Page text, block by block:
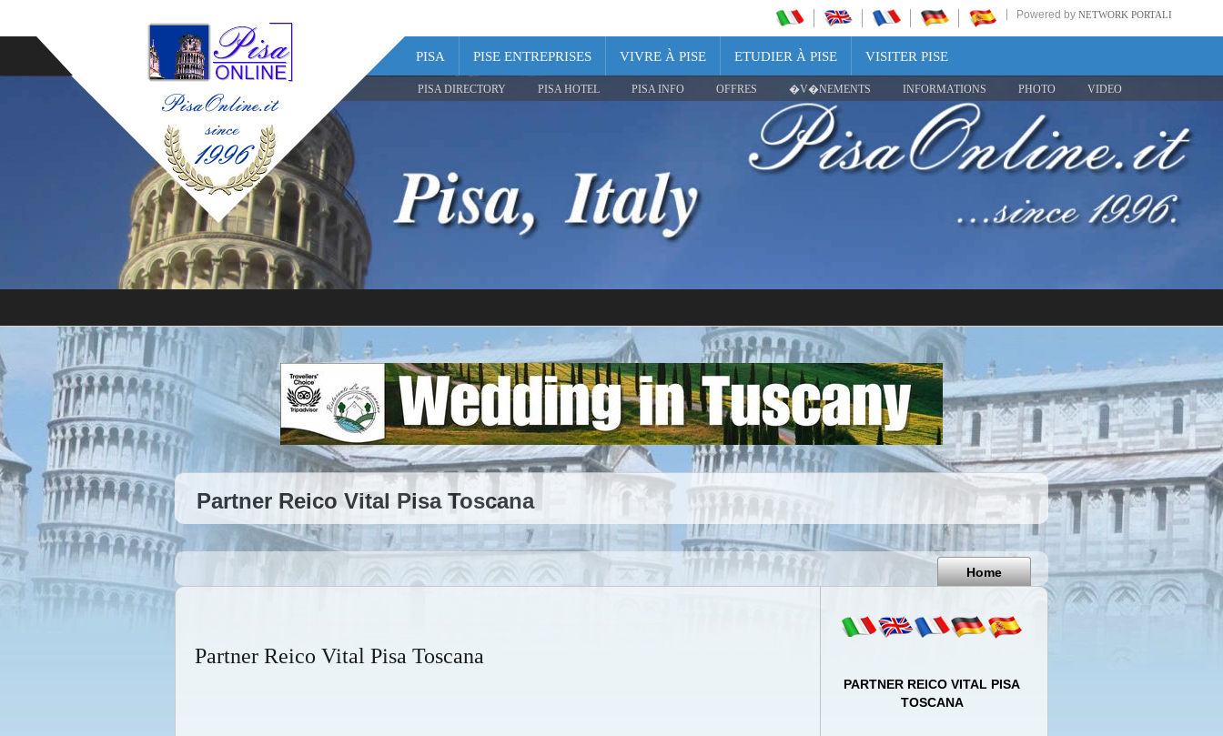
Powered by NETWORK PORTALI
PISA PISE ENTREPRISES VIVRE À PISE ETUDIER À PISE VISITER PISE
PISA DIRECTORY PISA HOTEL PISA INFO OFFRES �V�NEMENTS INFORMATIONS PHOTO VIDEO
Share
Pisa
Italy
Partner Reico Vital Pisa Toscana
Home
Partner Reico Vital Pisa Toscana
PARTNER REICO VITAL PISA
TOSCANA